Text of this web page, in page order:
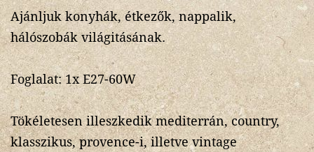
Ajánljuk konyhák, étkezők, nappalik,
hálószobák világitásának.
Foglalat: 1x E27-60W
Tökéletesen illeszkedik mediterrán, country,
klasszikus, provence-i, illetve vintage